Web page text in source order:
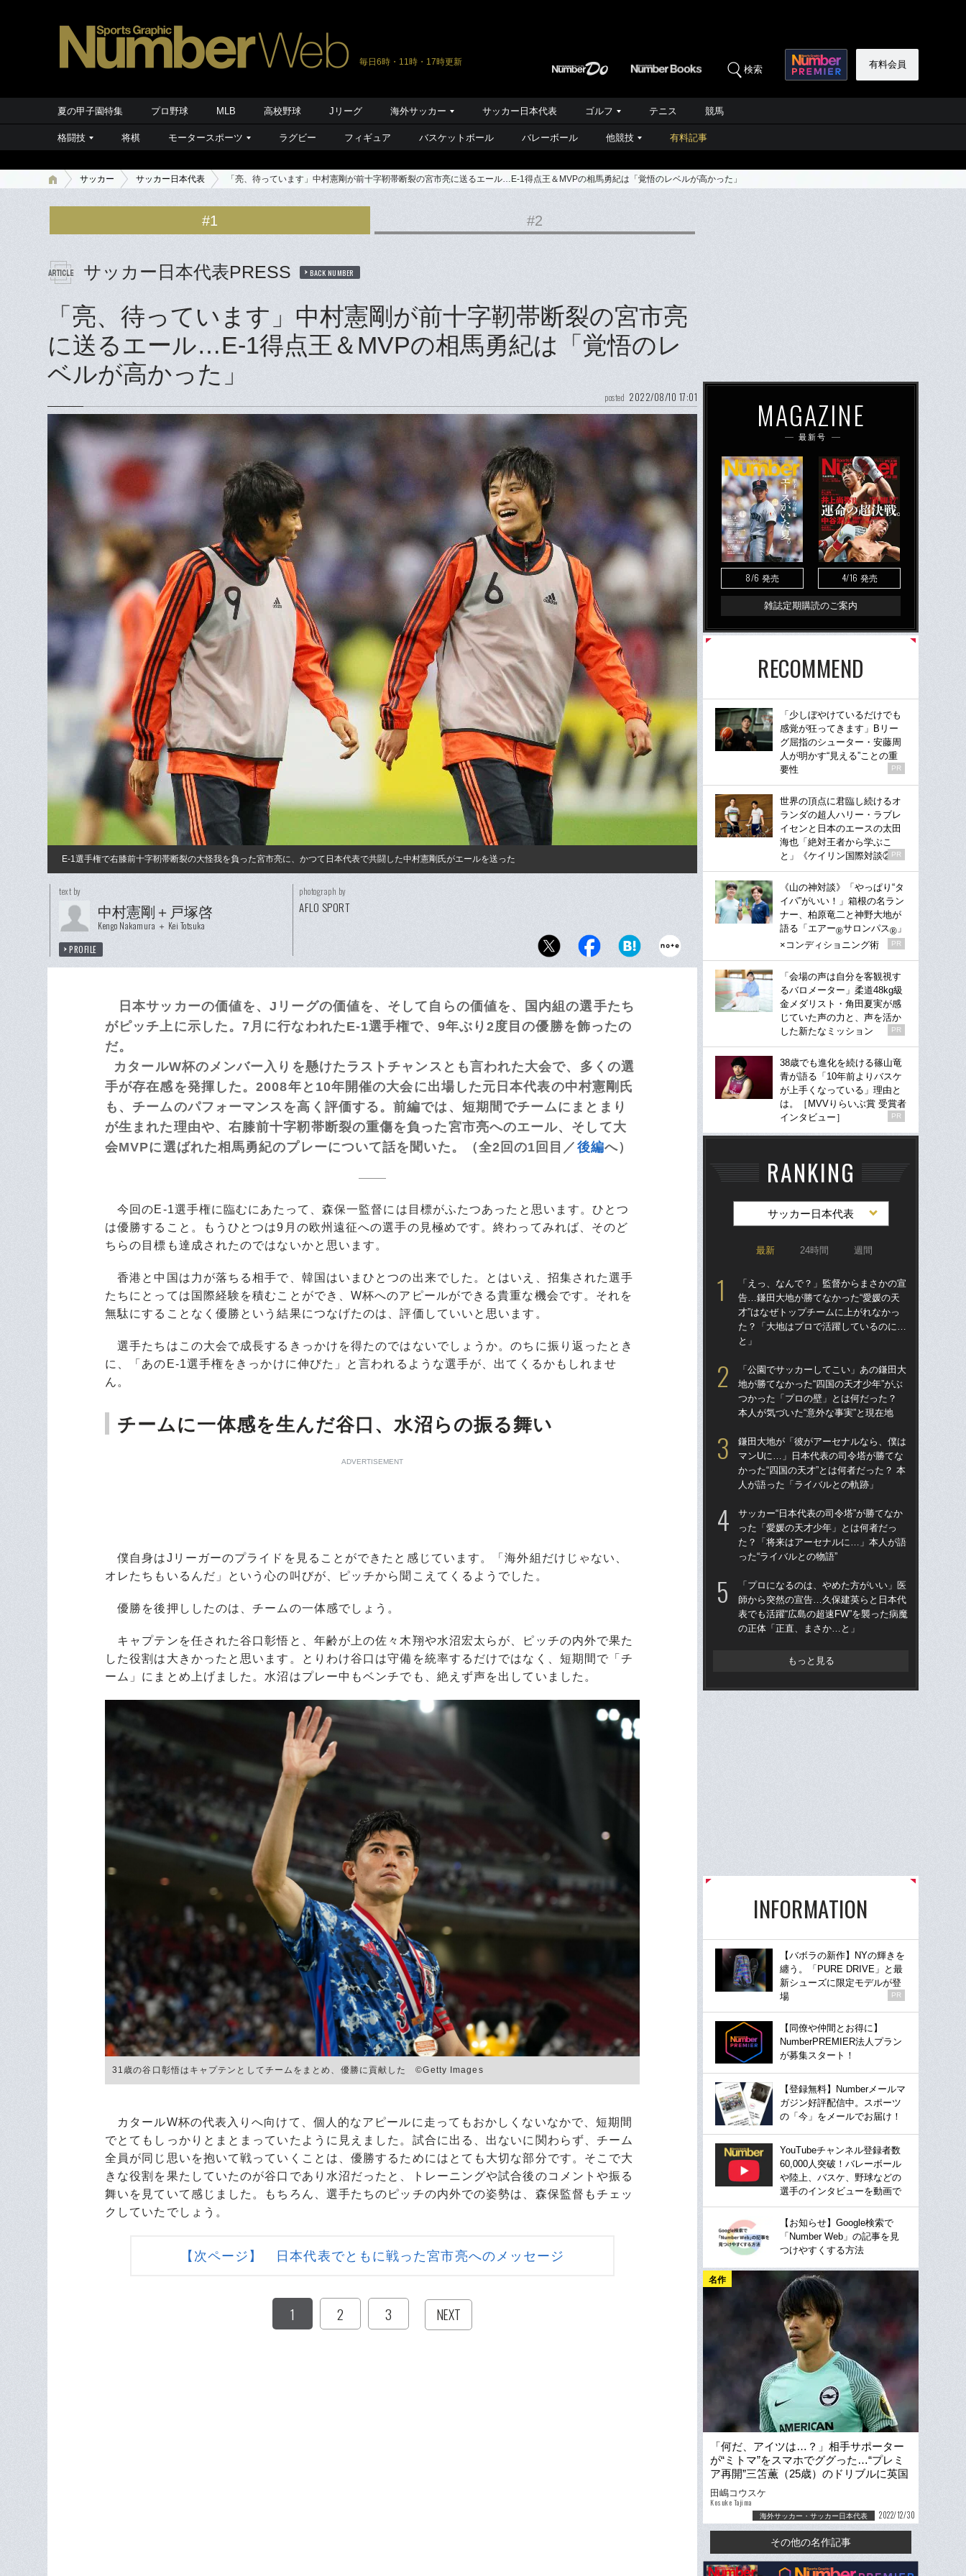
毎日6時・11時・17時更新
検索 有料会員
夏の甲子園特集 プロ野球 MLB 高校野球 Jリーグ 海外サッカー サッカー日本代表 ゴルフ テニス 競馬
格闘技 将棋 モータースポーツ ラグビー フィギュア バスケットボール バレーボール 他競技 有料記事
サッカー サッカー日本代表 「亮、待っています」中村憲剛が前十字靭帯断裂の宮市亮に送るエール…E-1得点王＆MVPの相馬勇紀は「覚悟のレベルが高かった」
#1 #2
サッカー日本代表PRESS BACK NUMBER
「亮、待っています」中村憲剛が前十字靭帯断裂の宮市亮
に送るエール…E-1得点王＆MVPの相馬勇紀は「覚悟のレ
ベルが高かった」
posted 2022/08/10 17:01
E-1選手権で右膝前十字靭帯断裂の大怪我を負った宮市亮に、かつて日本代表で共闘した中村憲剛氏がエールを送った
text by
中村憲剛＋戸塚啓
Kengo Nakamura ＋ Kei Totsuka
PROFILE
photograph by
AFLO SPORT
日本サッカーの価値を、Jリーグの価値を、そして自らの価値を、国内組の選手たち
がピッチ上に示した。7月に行なわれたE-1選手権で、9年ぶり2度目の優勝を飾ったの
だ。
カタールW杯のメンバー入りを懸けたラストチャンスとも言われた大会で、多くの選
手が存在感を発揮した。2008年と10年開催の大会に出場した元日本代表の中村憲剛氏
も、チームのパフォーマンスを高く評価する。前編では、短期間でチームにまとまり
が生まれた理由や、右膝前十字靭帯断裂の重傷を負った宮市亮へのエール、そして大
会MVPに選ばれた相馬勇紀のプレーについて話を聞いた。（全2回の1回目／ 後編へ）
今回のE-1選手権に臨むにあたって、森保一監督には目標がふたつあったと思います。ひとつ
は優勝すること。もうひとつは9月の欧州遠征への選手の見極めです。終わってみれば、そのど
ちらの目標も達成されたのではないかと思います。
香港と中国は力が落ちる相手で、韓国はいまひとつの出来でした。とはいえ、招集された選手
たちにとっては国際経験を積むことができ、W杯へのアピールができる貴重な機会です。それを
無駄にすることなく優勝という結果につなげたのは、評価していいと思います。
選手たちはこの大会で成長するきっかけを得たのではないでしょうか。のちに振り返ったとき
に、「あのE-1選手権をきっかけに伸びた」と言われるような選手が、出てくるかもしれませ
ん。
チームに一体感を生んだ谷口、水沼らの振る舞い
ADVERTISEMENT
僕自身はJリーガーのプライドを見ることができたと感じています。「海外組だけじゃない、
オレたちもいるんだ」という心の叫びが、ピッチから聞こえてくるようでした。
優勝を後押ししたのは、チームの一体感でしょう。
キャプテンを任された谷口彰悟と、年齢が上の佐々木翔や水沼宏太らが、ピッチの内外で果た
した役割は大きかったと思います。とりわけ谷口は守備を統率するだけではなく、短期間で「チ
ーム」にまとめ上げました。水沼はプレー中もベンチでも、絶えず声を出していました。
31歳の谷口彰悟はキャプテンとしてチームをまとめ、優勝に貢献した ©Getty Images
カタールW杯の代表入りへ向けて、個人的なアピールに走ってもおかしくないなかで、短期間
でとてもしっかりとまとまっていたように見えました。試合に出る、出ないに関わらず、チーム
全員が同じ思いを抱いて戦っていくことは、優勝するためにはとても大切な部分です。そこで大
きな役割を果たしていたのが谷口であり水沼だったと、トレーニングや試合後のコメントや振る
舞いを見ていて感じました。もちろん、選手たちのピッチの内外での姿勢は、森保監督もチェッ
クしていたでしょう。
【次ページ】 日本代表でともに戦った宮市亮へのメッセージ
1 2 3 NEXT
MAGAZINE
最新号
8/6 発売 4/16 発売
雑誌定期購読のご案内
RECOMMEND
「少しぼやけているだけでも
感覚が狂ってきます」Bリー
グ屈指のシューター・安藤周
人が明かす“見える”ことの重
要性
PR
世界の頂点に君臨し続けるオ
ランダの超人ハリー・ラブレ
イセンと日本のエースの太田
海也「絶対王者から学ぶこ
と」《ケイリン国際対談②》
PR
《山の神対談》「やっぱり“タ
イパ”がいい！」箱根の名ラン
ナー、柏原竜二と神野大地が
語る「エアー®サロンパス® 」
×コンディショニング術
PR
「会場の声は自分を客観視す
るバロメーター」柔道48kg級
金メダリスト・角田夏実が感
じていた声の力と、声を活か
した新たなミッション
PR
38歳でも進化を続ける篠山竜
青が語る「10年前よりバスケ
が上手くなっている」理由と
は。［MVVりらいぶ賞 受賞者
インタビュー］
PR
RANKING
サッカー日本代表
最新 24時間 週間
「えっ、なんで？」監督からまさかの宣
告…鎌田大地が勝てなかった“愛媛の天
才”はなぜトップチームに上がれなかっ
た？「大地はプロで活躍しているのに…
と」
「公園でサッカーしてこい」あの鎌田大
地が勝てなかった“四国の天才少年”がぶ
つかった「プロの壁」とは何だった？
本人が気づいた“意外な事実”と現在地
鎌田大地が「彼がアーセナルなら、僕は
マンUに…」日本代表の司令塔が勝てな
かった“四国の天才”とは何者だった？ 本
人が語った「ライバルとの軌跡」
サッカー“日本代表の司令塔”が勝てなか
った「愛媛の天才少年」とは何者だっ
た？「将来はアーセナルに…」本人が語
った“ライバルとの物語”
「プロになるのは、やめた方がいい」医
師から突然の宣告…久保建英らと日本代
表でも活躍“広島の超速FW”を襲った病魔
の正体「正直、まさか…と」
もっと見る
INFORMATION
【バボラの新作】NYの輝きを
纏う。「PURE DRIVE」と最
新シューズに限定モデルが登
場
PR
【同僚や仲間とお得に】
NumberPREMIER法人プラン
が募集スタート！
【登録無料】Numberメールマ
ガジン好評配信中。スポーツ
の「今」をメールでお届け！
YouTubeチャンネル登録者数
60,000人突破！バレーボール
や陸上、バスケ、野球などの
選手のインタビューを動画で
【お知らせ】Google検索で
「Number Web」の記事を見
つけやすくする方法
名作
「何だ、アイツは…？」相手サポーター
が“ミトマ”をスマホでググった…“プレミ
ア再開”三笘薫（25歳）のドリブルに英国
ファンもビックリ
田嶋コウスケ
Kosuke Tajima
海外サッカー・サッカー日本代表 2022/12/30
その他の名作記事